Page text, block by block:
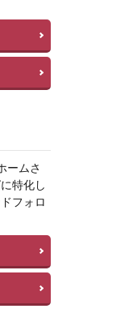
ームさ
特化し
フォロ